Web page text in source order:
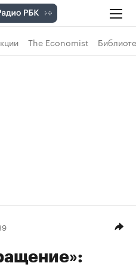
The Economist